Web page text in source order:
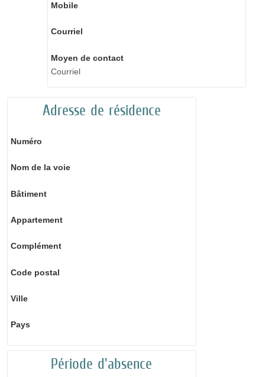
Mobile
Courriel
Moyen de contact
Courriel
Adresse de résidence
Numéro
Nom de la voie
Bâtiment
Appartement
Complément
Code postal
Ville
Pays
Période d'absence